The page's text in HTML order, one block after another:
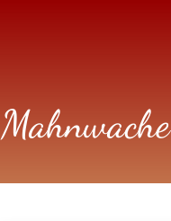
Mahnwache